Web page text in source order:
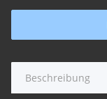
Beschreibung